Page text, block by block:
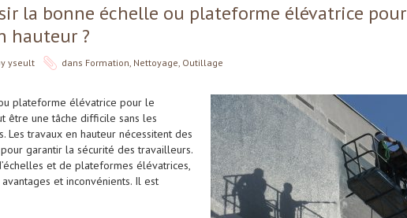
la bonne échelle ou plateforme élévatrice pour
hauteur ?
yseult dans Formation, Nettoyage, Outillage
plateforme élévatrice pour le
être une tâche difficile sans les
Les travaux en hauteur nécessitent des
garantir la sécurité des travailleurs.
et de plateformes élévatrices,
et inconvénients. Il est